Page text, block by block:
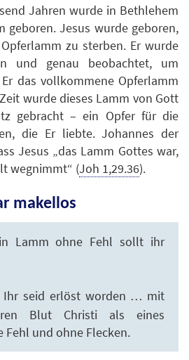
Jahren wurde in Bethlehem
geboren. Jesus wurde geboren,
zu sterben. Er wurde
und genau beobachtet, um
das vollkommene Opferlamm
wurde dieses Lamm von Gott
gebracht – ein Opfer für die
die Er liebte. Johannes der
Jesus „das Lamm Gottes war,
wegnimmt“ (Joh 1,29.36).
makellos
Lamm ohne Fehl sollt ihr
Ihr seid erlöst worden … mit
Blut Christi als eines
Fehl und ohne Flecken.